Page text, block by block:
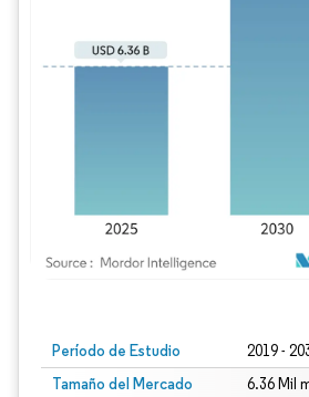
Período de Estudio 2019 -
Tamaño del Mercado
6.36 Mil